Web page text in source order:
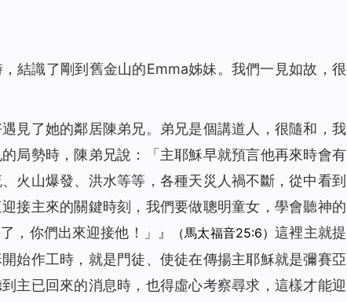
1609 16:32
1395 14:24
1658 00:00
1461 00:00
1847 12:04
10:25
聲讀物） 1695 00:00
2506 00:00
結識了剛到舊金山的Emma姊妹。我們一見如故，很
見了她的鄰居陳弟兄。弟兄是個講道人，很隨和，我
局勢時，陳弟兄說：「主耶穌早就預言他再來時會有
火山爆發、洪水等等，各種天災人禍不斷，從中看到
接主來的關鍵時刻，我們要做聰明童女，學會聽神的
，你們出來迎接他！ 」 』 （馬太福音25:6）這裡主就提
始作工時，就是門徒、使徒在傳揚主耶穌就是彌賽亞
主已回來的消息時，也得虛心考察尋求，這樣才能迎